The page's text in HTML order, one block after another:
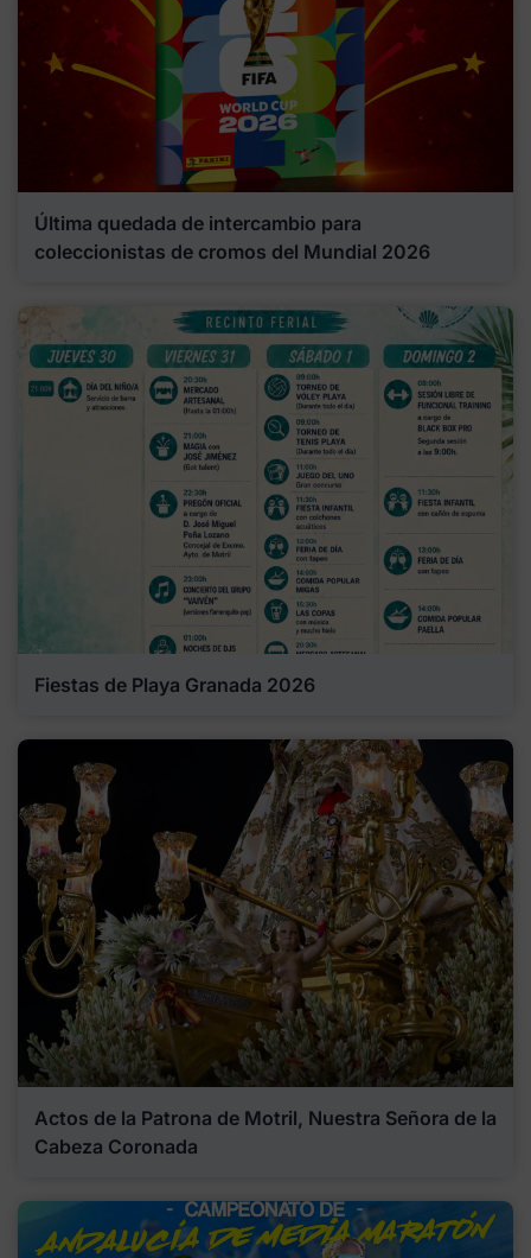
Última quedada de intercambio para
coleccionistas de cromos del Mundial 2026
Fiestas de Playa Granada 2026
Actos de la Patrona de Motril, Nuestra Señora de la
Cabeza Coronada